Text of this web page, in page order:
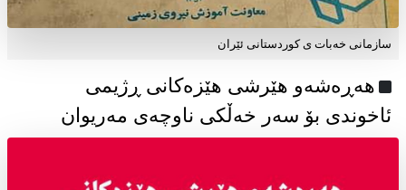
سازمانی خەبات ی كوردستانی ئێران
هەڕەشەو هێرشی هێزەکانی ڕژیمی
ئاخوندی بۆ سەر خەڵکی ناوچەی مەریوان